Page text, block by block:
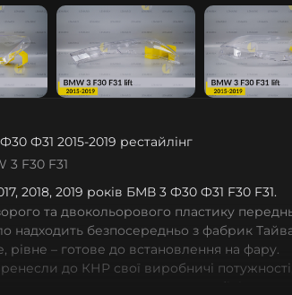
Ф31 2015-2019 рестайлінг
3 F30 F31
2018, 2019 років БМВ 3 Ф30 Ф31 F30 F31.
та двокольорового пластику
надходить безпосередньо з фабрик
рівне – готове до встановлення на фару.
до КНР свої виробничі потужності,
запчастин до сучасних автомобілів мають